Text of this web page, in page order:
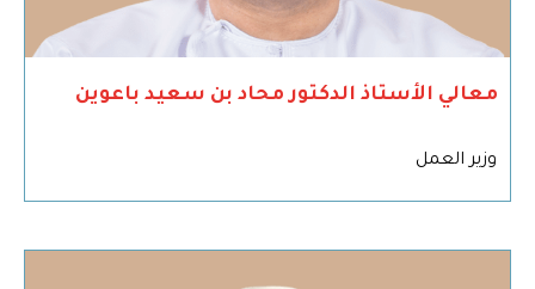
معالي الأستاذ الدكتور محاد بن سعيد باعوين
وزير العمل